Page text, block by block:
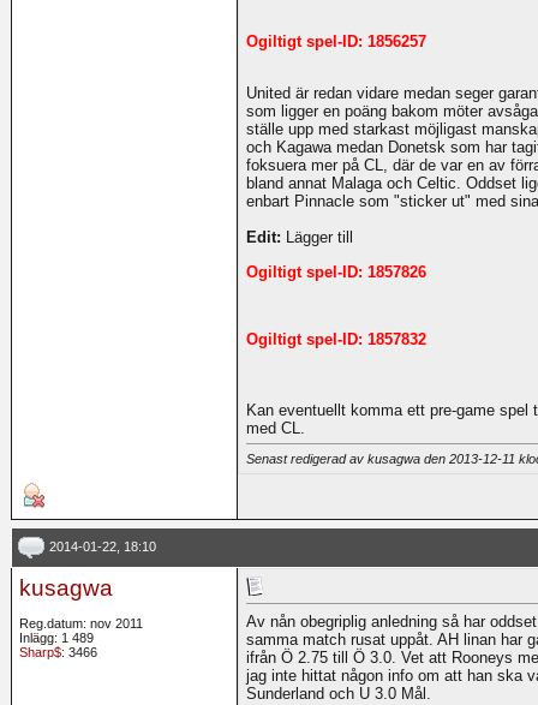
Ogiltigt spel-ID: 1856257
United är redan vidare medan seger
som ligger en poäng bakom möter
ställe upp med starkast möjligast
och Kagawa medan Donetsk som har
foksuera mer på CL, där de var en av
bland annat Malaga och Celtic. Oddset
enbart Pinnacle som "sticker ut" med
Edit: Lägger till
Ogiltigt spel-ID: 1857826
Ogiltigt spel-ID: 1857832
Kan eventuellt komma ett pre-game
med CL.
Senast redigerad av kusagwa den 2013-12-11
2014-01-22, 18:10
kusagwa
Reg.datum: nov 2011
Inlägg: 1 489
Sharp$: 3466
Av nån obegriplig anledning så har
samma match rusat uppåt. AH linan har
ifrån Ö 2.75 till Ö 3.0. Vet att Rooneys
jag inte hittat någon info om att han ska
Sunderland och U 3.0 Mål.